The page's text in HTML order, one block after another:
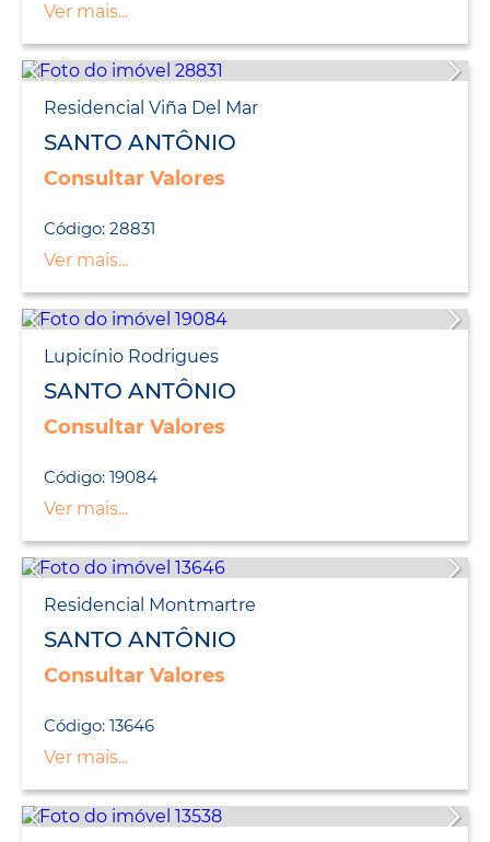
Ver mais...
Residencial Viña Del Mar
SANTO ANTÔNIO
Consultar Valores
Código: 28831
Ver mais...
Lupicínio Rodrigues
SANTO ANTÔNIO
Consultar Valores
Código: 19084
Ver mais...
Residencial Montmartre
SANTO ANTÔNIO
Consultar Valores
Código: 13646
Ver mais...